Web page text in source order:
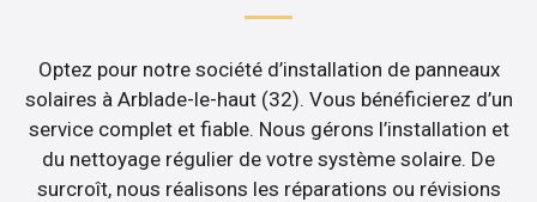
Optez pour notre société d’installation de panneaux
solaires à Arblade-le-haut (32). Vous bénéficierez d’un
service complet et fiable. Nous gérons l’installation et
du nettoyage régulier de votre système solaire. De
surcroît, nous réalisons les réparations ou révisions